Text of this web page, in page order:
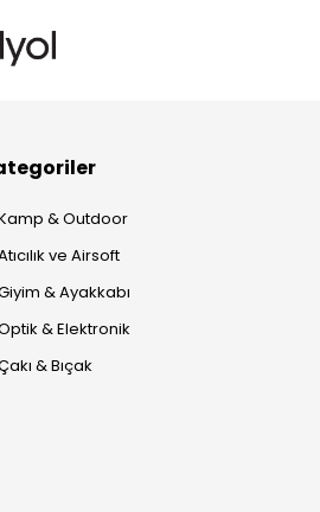
& Outdoor
ve Airsoft
& Ayakkabı
& Elektronik
& Bıçak